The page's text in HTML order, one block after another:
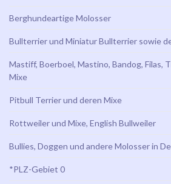
Berghundeartige Molosser
Bullterrier und Miniatur Bullterrier sowie
Mastiff, Boerboel, Mastino, Bandog, Filas,
Mixe
Pitbull Terrier und deren Mixe
Rottweiler und Mixe, English Bullweiler
Bullies, Doggen und andere Molosser in
*PLZ-Gebiet 0